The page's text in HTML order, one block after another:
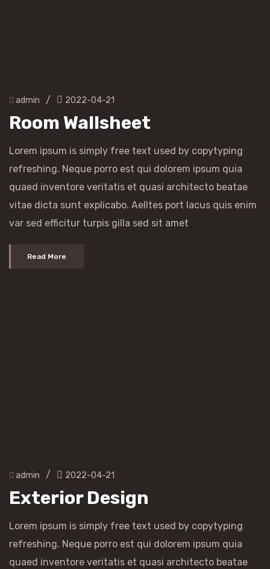
admin / 2022-04-21
Room Wallsheet
Lorem ipsum is simply free text used by copytyping
refreshing. Neque porro est qui dolorem ipsum quia
quaed inventore veritatis et quasi architecto beatae
vitae dicta sunt explicabo. Aelltes port lacus quis enim
var sed efficitur turpis gilla sed sit amet
Read More
admin / 2022-04-21
Exterior Design
Lorem ipsum is simply free text used by copytyping
refreshing. Neque porro est qui dolorem ipsum quia
quaed inventore veritatis et quasi architecto beatae